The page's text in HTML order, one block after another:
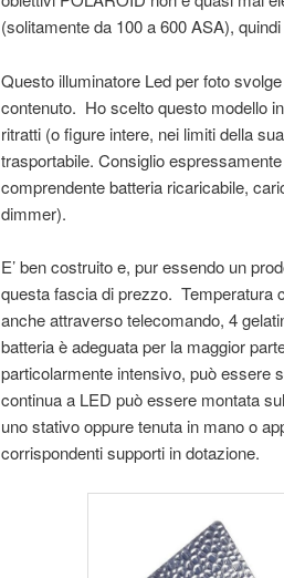
(solitamente da 100 a 600 ASA),
Questo illuminatore Led per foto
contenuto. Ho scelto questo modello
ritratti (o figure intere, nei limiti della
trasportabile. Consiglio
comprendente batteria ricaricabile,
dimmer).
E’ ben costruito e, pur essendo un
questa fascia di prezzo. Temperatura
anche attraverso telecomando, 4
batteria è adeguata per la maggior
particolarmente intensivo, può essere
continua a LED può essere montata
uno stativo oppure tenuta in mano o
corrispondenti supporti in dotazione.